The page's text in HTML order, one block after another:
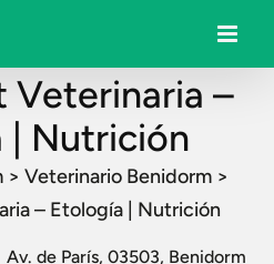
Veterinaria –
| Nutrición
> Veterinario Benidorm >
– Etología | Nutrición
Av. de París, 03503, Benidorm